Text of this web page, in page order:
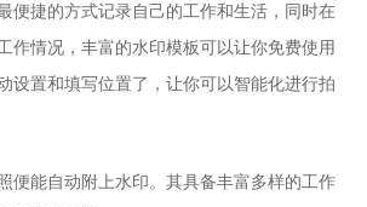
便捷的方式记录自己的工作和生活，同时在
作情况，丰富的水印模板可以让你免费使用
设置和填写位置了，让你可以智能化进行拍
能自动附上水印。其具备丰富多样的工作